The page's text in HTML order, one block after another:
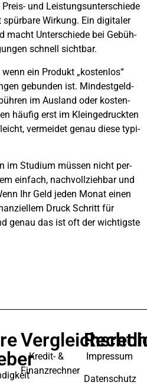
und Leis­tungs­un­ter­schie­de
Wir­kung. Ein digi­ta­ler
macht Unter­schie­de bei Gebüh­
schnell sicht­bar.
ein Pro­dukt „kos­ten­los“
gebun­den ist. Min­dest­geld­
im Aus­land oder kos­ten­
häu­fig erst im Klein­ge­druck­ten
ver­mei­det genau die­se typi­
im Stu­di­um müs­sen nicht per­
ein­fach, nach­voll­zieh­bar und
Ihr Geld jeden Monat einen
Druck Schritt für
genau das ist oft der wich­tigs­te
Kredit- &
Finanzrechner
Impressum
Datenschutz